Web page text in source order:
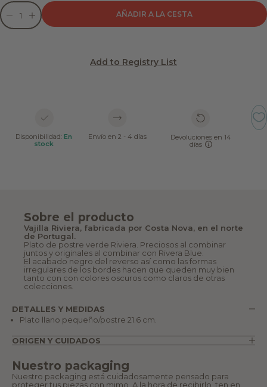
Reducir cantidad
Reducir cantidad
AÑADIR A LA CESTA
Add to Registry List
Disponibilidad:En
stock
Envío en 2 - 4 días
Devoluciones en 14
días
Sobre el producto
Vajilla Riviera, fabricada por Costa Nova, en el norte
de Portugal.
Plato de postre verde Riviera. Preciosos al combinar
juntos y originales al combinar con Rivera Blue.
El acabado negro del reverso así como las formas
irregulares de los bordes hacen que queden muy bien
tanto con con colores oscuros como claros de otras
colecciones.
DETALLES Y MEDIDAS
Plato llano pequeño/postre 21.6 cm.
ORIGEN Y CUIDADOS
Nuestro packaging
Nuestro packaging está cuidadosamente pensado para
proteger tus piezas con mimo. A la hora de recibirlo, ten en